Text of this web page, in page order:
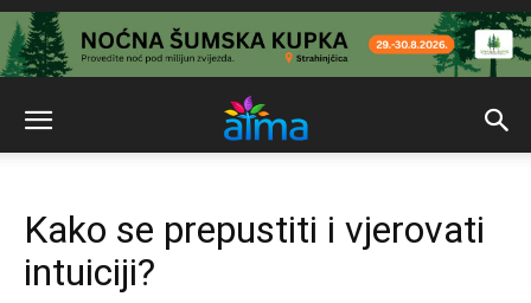
Kako se prepustiti i vjerovati
intuiciji?